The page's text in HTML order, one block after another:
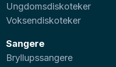
Ungdomsdiskoteker
Voksendiskoteker
Sangere
Bryllupssangere